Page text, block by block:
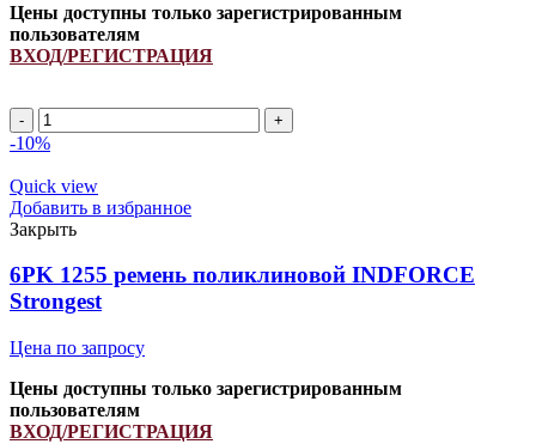
Цены доступны только зарегистрированным
пользователям
ВХОД/РЕГИСТРАЦИЯ
6PK
990
поликлиновой
INDFORCE
Strongest
quantity
-10%
Quick view
Добавить в избранное
Закрыть
6PK 1255 ремень поликлиновой INDFORCE
Strongest
Цена по запросу
Цены доступны только зарегистрированным
пользователям
ВХОД/РЕГИСТРАЦИЯ